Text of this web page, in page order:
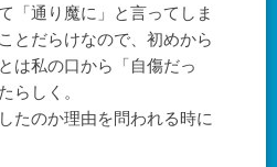
「通り魔に」と言ってしま
とだらけなので、初めから
は私の口から「自傷だっ
らしく。
たのか理由を問われる時に